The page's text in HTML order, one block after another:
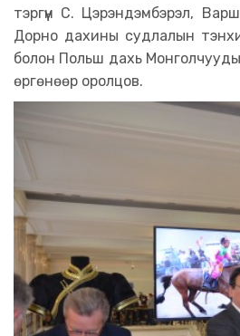
тэргүүн С. Цэрэндэмбэрэл,
Дорно дахины судлалын
болон Польш дахь
өргөнөөр оролцов.